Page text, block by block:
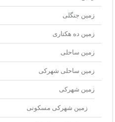
زمین جنگلی
زمین ده هکتاری
زمین ساحلی
زمین ساحلی شهرکی
زمین شهرکی
زمین شهرکی مسکونی